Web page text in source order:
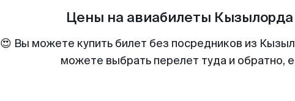
Цены на авиабилеты Кызылорда
😍 Вы можете купить билет без посредников из
можете выбрать перелет туда и обратно,